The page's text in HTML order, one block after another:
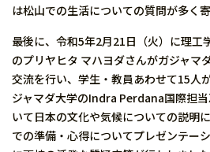
は松山での生活についての質問が多く
最後に、令和5年2月21日（火）に理工
のプリヤヒタ マハヨダさんがガジャマ
交流を行い、学生・教員あわせて15人
ジャマダ大学のIndra Perdana国際担
いて日本の文化や気候についての説明
での準備・心得についてプレゼンテー